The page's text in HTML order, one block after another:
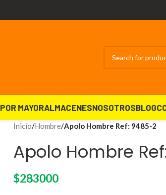
POR MAYORALMACENESNOSOTROSBLOG
Inicio/Hombre/Apolo Hombre Ref: 9485-2
Apolo Hombre
$283000